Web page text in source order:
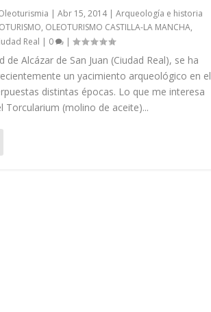
|Abr 15, 2014|Arqueología e historia
, OLEOTURISMO CASTILLA-LA MANCHA,
Real | 0 |
de Alcázar de San Juan (Ciudad Real), se ha
un yacimiento arqueológico en el
distintas épocas. Lo que me interesa
Torcularium (molino de aceite)...